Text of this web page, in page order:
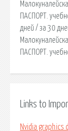
ПАСПОРТ.
дней / за 30
ПАСПОРТ.
Links to
Nvidia graphics